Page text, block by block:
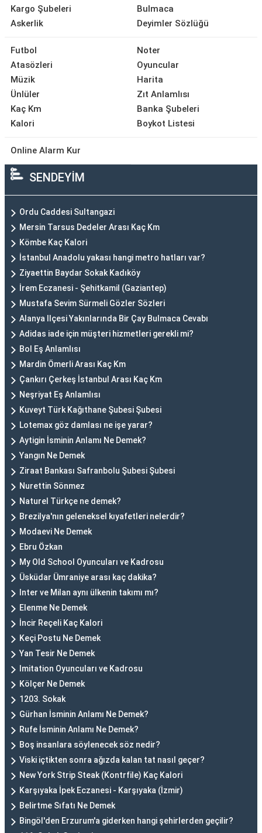
Kargo Şubeleri
Askerlik
Bulmaca
Deyimler Sözlüğü
Futbol
Atasözleri
Müzik
Ünlüler
Kaç Km
Kalori
Noter
Oyuncular
Harita
Zıt Anlamlısı
Banka Şubeleri
Boykot Listesi
Online Alarm Kur
SENDEYİM
Ordu Caddesi Sultangazi
Mersin Tarsus Dedeler Arası Kaç Km
Kömbe Kaç Kalori
İstanbul Anadolu yakası hangi metro hatları var?
Ziyaettin Baydar Sokak Kadıköy
İrem Eczanesi - Şehitkamil (Gaziantep)
Mustafa Sevim Sürmeli Gözler Sözleri
Alanya Ilçesi Yakınlarında Bir Çay Bulmaca Cevabı
Adidas iade için müşteri hizmetleri gerekli mi?
Bol Eş Anlamlısı
Mardin Ömerli Arası Kaç Km
Çankırı Çerkeş İstanbul Arası Kaç Km
Neşriyat Eş Anlamlısı
Kuveyt Türk Kağıthane Şubesi Şubesi
Lotemax göz damlası ne işe yarar?
Aytigin İsminin Anlamı Ne Demek?
Yangın Ne Demek
Ziraat Bankası Safranbolu Şubesi Şubesi
Nurettin Sönmez
Naturel Türkçe ne demek?
Brezilya'nın geleneksel kıyafetleri nelerdir?
Modaevi Ne Demek
Ebru Özkan
My Old School Oyuncuları ve Kadrosu
Üsküdar Ümraniye arası kaç dakika?
Inter ve Milan aynı ülkenin takımı mı?
Elenme Ne Demek
İncir Reçeli Kaç Kalori
Keçi Postu Ne Demek
Yan Tesir Ne Demek
Imitation Oyuncuları ve Kadrosu
Kölçer Ne Demek
1203. Sokak
Gürhan İsminin Anlamı Ne Demek?
Rufe İsminin Anlamı Ne Demek?
Boş insanlara söylenecek söz nedir?
Viski içtikten sonra ağızda kalan tat nasıl geçer?
New York Strip Steak (Kontrfile) Kaç Kalori
Karşıyaka İpek Eczanesi - Karşıyaka (İzmir)
Belirtme Sıfatı Ne Demek
Bingöl'den Erzurum'a giderken hangi şehirlerden geçilir?